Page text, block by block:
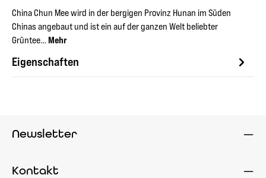
China Chun Mee wird in der bergigen Provinz Hunan im Süden
Chinas angebaut und ist ein auf der ganzen Welt beliebter
Grüntee… Mehr
Eigenschaften
Newsletter
Kontakt